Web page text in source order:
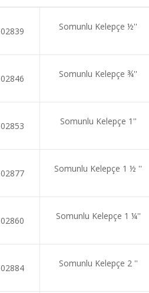
02839 Somunlu Kelepçe ½''
02846 Somunlu Kelepçe ¾''
02853 Somunlu Kelepçe 1''
02877 Somunlu Kelepçe 1 ½ ''
02860 Somunlu Kelepçe 1 ¼''
02884 Somunlu Kelepçe 2 ''